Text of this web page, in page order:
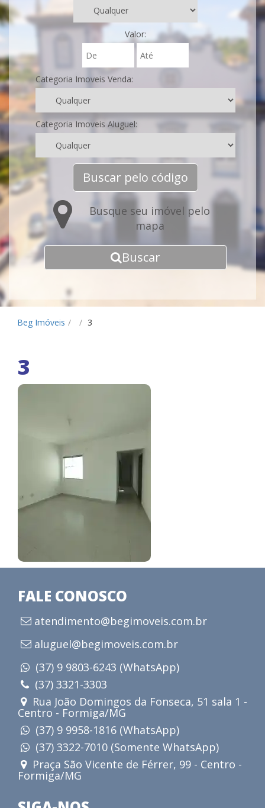
Valor:
Categoria Imoveis Venda:
Categoria Imoveis Aluguel:
Buscar pelo código
Busque seu imóvel pelo
mapa
Buscar
Beg Imóveis / / 3
3
FALE CONOSCO
atendimento@begimoveis.com.br
aluguel@begimoveis.com.br
(37) 9 9803-6243 (WhatsApp)
(37) 3321-3303
Rua João Domingos da Fonseca, 51 sala 1 -
Centro - Formiga/MG
(37) 9 9958-1816 (WhatsApp)
(37) 3322-7010 (Somente WhatsApp)
Praça São Vicente de Férrer, 99 - Centro -
Formiga/MG